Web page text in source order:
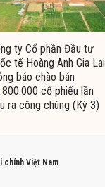
ty Cổ phần Đầu tư
tế Hoàng Anh Gia Lai
báo chào bán
cổ phiếu lần
ra công chúng (Kỳ 3)
chính Việt Nam